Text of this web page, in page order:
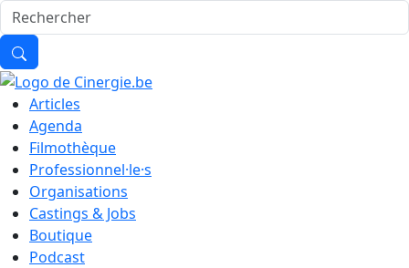
Articles
Agenda
Filmothèque
Professionnel·le·s
Organisations
Castings & Jobs
Boutique
Podcast